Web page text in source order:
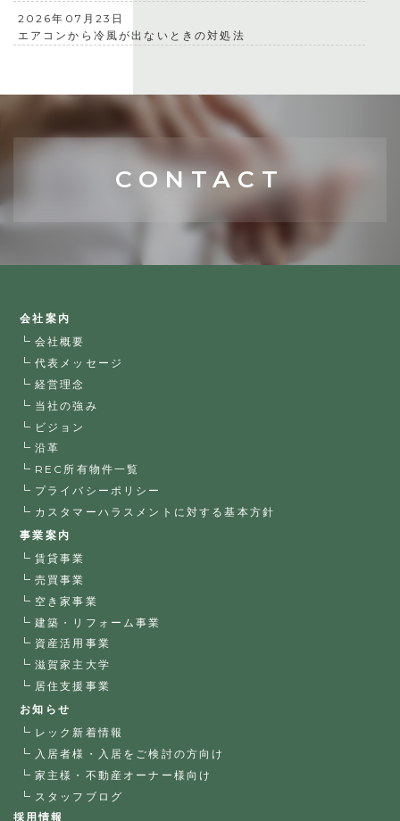
2026年07月23日
エアコンから冷風が出ないときの対処法
CONTACT
会社案内
会社概要
代表メッセージ
経営理念
当社の強み
ビジョン
沿革
REC所有物件一覧
プライバシーポリシー
カスタマーハラスメントに対する基本方針
事業案内
賃貸事業
売買事業
空き家事業
建築・リフォーム事業
資産活用事業
滋賀家主大学
居住支援事業
お知らせ
レック新着情報
入居者様・入居をご検討の方向け
家主様・不動産オーナー様向け
スタッフブログ
採用情報